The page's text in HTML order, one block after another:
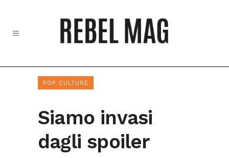
POP CULTURE
Siamo invasi
dagli spoiler